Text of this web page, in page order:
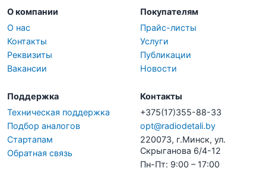
О компании
О нас
Контакты
Реквизиты
Вакансии
Покупателям
Прайс-листы
Услуги
Публикации
Новости
Поддержка
Техническая поддержка
Подбор аналогов
Стартапам
Обратная связь
Контакты
+375(17)355-88-33
opt@radiodetali.by
220073, г.Минск, ул.
Скрыганова 6/4-12
Пн-Пт: 9:00 – 17:00